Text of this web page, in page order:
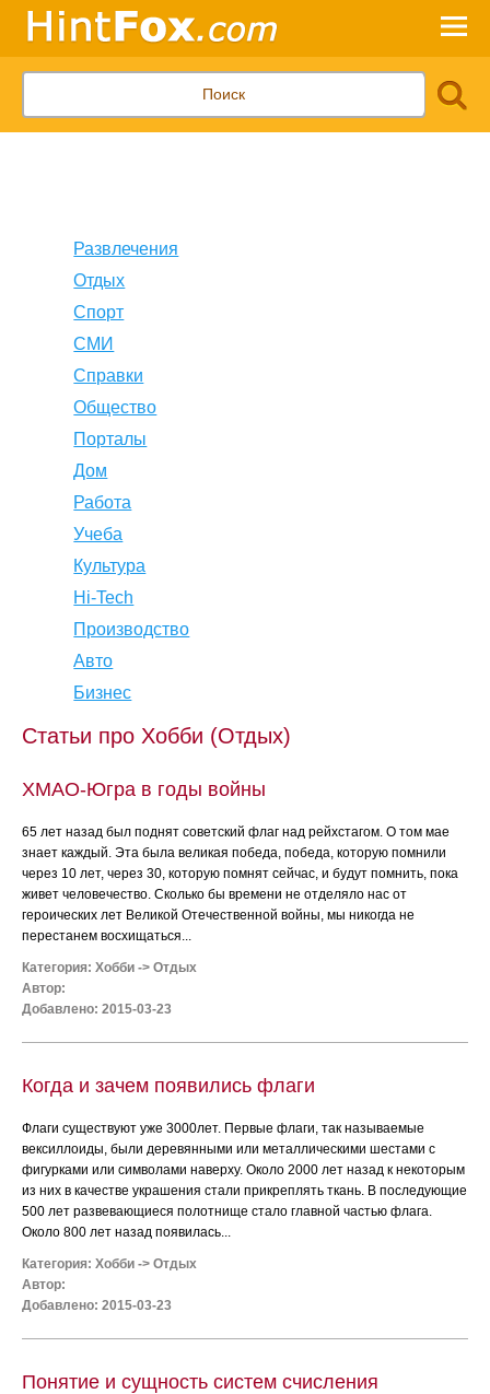
Развлечения
Отдых
Спорт
СМИ
Справки
Общество
Порталы
Дом
Работа
Учеба
Культура
Hi-Tech
Производство
Авто
Бизнес
Статьи про Хобби (Отдых)
ХМАО-Югра в годы войны
65 лет назад был поднят советский флаг над рейхстагом. О том мае
знает каждый. Эта была великая победа, победа, которую помнили
через 10 лет, через 30, которую помнят сейчас, и будут помнить, пока
живет человечество. Сколько бы времени не отделяло нас от
героических лет Великой Отечественной войны, мы никогда не
перестанем восхищаться...
Категория: Хобби -> Отдых
Автор:
Добавлено: 2015-03-23
Когда и зачем появились флаги
Флаги существуют уже 3000лет. Первые флаги, так называемые
вексиллоиды, были деревянными или металлическими шестами с
фигурками или символами наверху. Около 2000 лет назад к некоторым
из них в качестве украшения стали прикреплять ткань. В последующие
500 лет развевающиеся полотнище стало главной частью флага.
Около 800 лет назад появилась...
Категория: Хобби -> Отдых
Автор:
Добавлено: 2015-03-23
Понятие и сущность систем счисления